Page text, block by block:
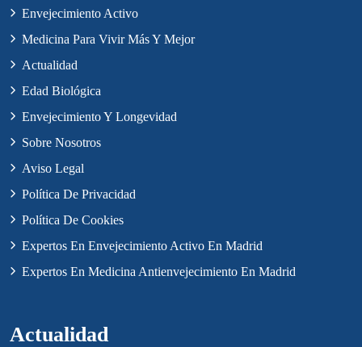
Envejecimiento Activo
Medicina Para Vivir Más Y Mejor
Actualidad
Edad Biológica
Envejecimiento Y Longevidad
Sobre Nosotros
Aviso Legal
Política De Privacidad
Política De Cookies
Expertos En Envejecimiento Activo En Madrid
Expertos En Medicina Antienvejecimiento En Madrid
Actualidad